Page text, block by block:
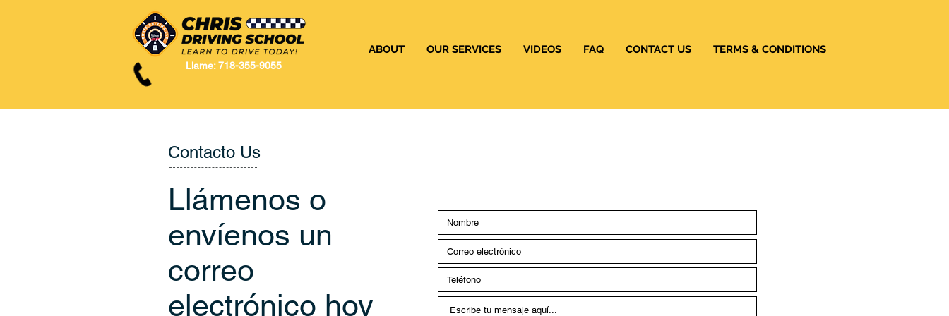
ABOUT OUR SERVICES VIDEOS FAQ CONTACT US TERMS & CONDITIONS
Llame: 718-355-9055
Contacto Us
Llámenos o
envíenos un
correo
electrónico hoy